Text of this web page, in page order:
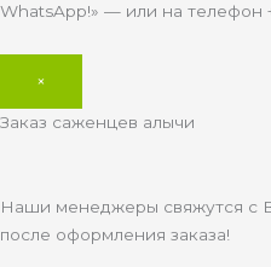
WhatsApp!» — или на телефон
×
Заказ саженцев алычи
Наши менеджеры свяжутся с
после оформления заказа!